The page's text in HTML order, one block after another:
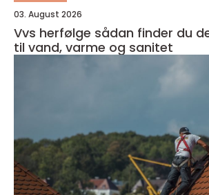
03. August 2026
Vvs herfølge sådan finder du den rette hjælp
til vand, varme og sanitet